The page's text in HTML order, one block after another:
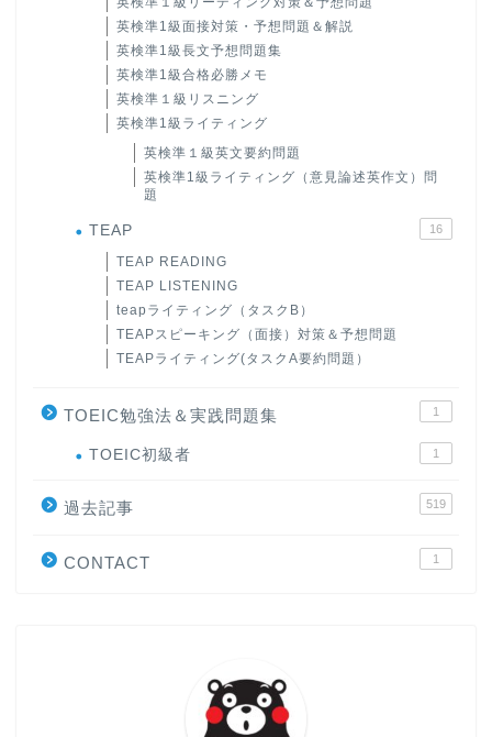
英検準1級面接対策・予想問題＆解説
英検準1級長文予想問題集
英検準1級合格必勝メモ
英検準１級リスニング
英検準1級ライティング
英検準１級英文要約問題
英検準1級ライティング（意見論述英作文）問
題
TEAP 16
TEAP READING
TEAP LISTENING
teapライティング（タスクB）
TEAPスピーキング（面接）対策＆予想問題
TEAPライティング(タスクA要約問題）
TOEIC勉強法＆実践問題集 1
TOEIC初級者 1
過去記事 519
CONTACT 1
大学入試英語対策講座